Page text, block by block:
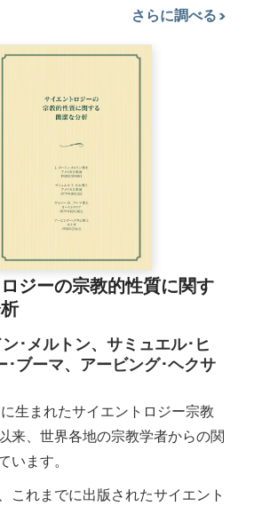
さらに調べる
ジーの宗教的性質に関す
･メルトン、サミュエル･ヒ
･ブーマ、アービング･ヘクサ
生まれたサイエントロジー宗教
来、世界各地の宗教学者からの関
います。
これまでに出版されたサイエント